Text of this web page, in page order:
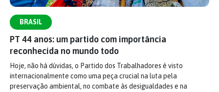
BRASIL
PT 44 anos: um partido com importância
reconhecida no mundo todo
Hoje, não há dúvidas, o Partido dos Trabalhadores é visto
internacionalmente como uma peça crucial na luta pela
preservação ambiental, no combate às desigualdades e na